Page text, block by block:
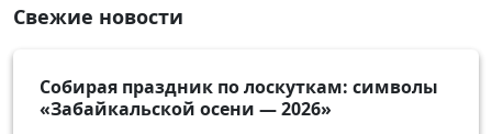
Свежие новости
Собирая праздник по лоскуткам: символы
«Забайкальской осени — 2026»